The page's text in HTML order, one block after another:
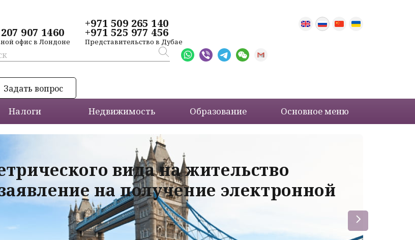
907 1460
офис в Лондоне
+971 509 265 140
+971 525 977 456
Представительство в Дубае
Задать вопрос
Налоги Недвижимость Образование Основное меню
вида на жительство
на получение электронной